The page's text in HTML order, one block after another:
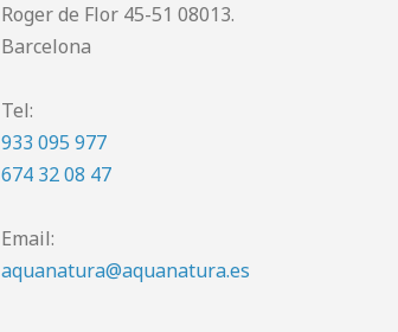
Roger de Flor 45-51 08013.
Barcelona
Tel:
933 095 977
674 32 08 47
Email:
aquanatura@aquanatura.es